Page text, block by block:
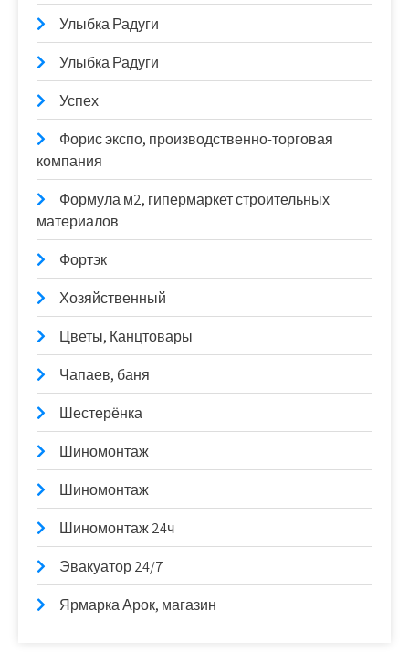
Улыбка Радуги
Улыбка Радуги
Успех
Форис экспо, производственно-торговая
компания
Формула м2, гипермаркет строительных
материалов
Фортэк
Хозяйственный
Цветы, Канцтовары
Чапаев, баня
Шестерёнка
Шиномонтаж
Шиномонтаж
Шиномонтаж 24ч
Эвакуатор 24/7
Ярмарка Арок, магазин